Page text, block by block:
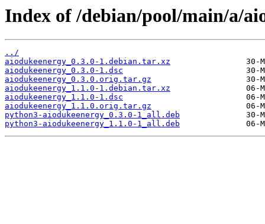
Index of /debian/pool/main/a/
../
aiodukeenergy_0.3.0-1.debian.tar.xz
aiodukeenergy_0.3.0-1.dsc
aiodukeenergy_0.3.0.orig.tar.gz
aiodukeenergy_1.1.0-1.debian.tar.xz
aiodukeenergy_1.1.0-1.dsc
aiodukeenergy_1.1.0.orig.tar.gz
python3-aiodukeenergy_0.3.0-1_all.deb
python3-aiodukeenergy_1.1.0-1_all.deb